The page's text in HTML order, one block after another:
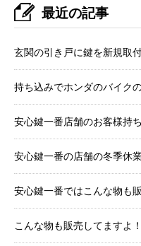
最近の記事
玄関の引き戸に鍵を新規取
持ち込みでホンダのバイク
安心鍵一番店舗のお客様持
安心鍵一番の店舗の冬季休
安心鍵一番ではこんな物も
こんな物も販売してますよ！